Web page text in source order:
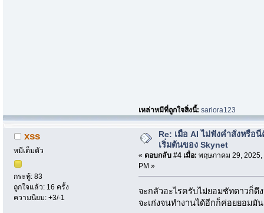
เหล่าหมีที่ถูกใจสิ่งนี้:sariora123
xss
หมีเต็มตัว
กระทู้: 83
ถูกใจแล้ว: 16 ครั้ง
ความนิยม: +3/-1
Re: เมื่อ AI ไม่ฟังค่ำสั่งหรือ
เริ่มต้นของ Skynet
« ตอบกลับ #4 เมื่อ: พฤษภาคม 29, 2025,
PM »
จะกลัวอะไรครับไม่ยอมชัทดาวก็ดึ
จะเก่งจนทำงานได้อีกก็ค่อยยอมมัน